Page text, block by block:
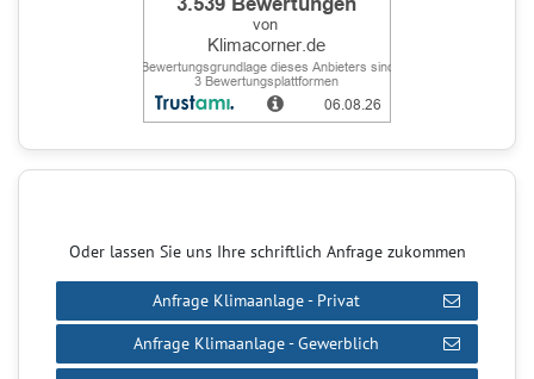
Oder lassen Sie uns Ihre schriftlich Anfrage zukommen
Anfrage Klimaanlage - Privat
Anfrage Klimaanlage - Gewerblich